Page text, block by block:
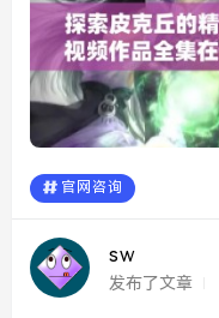
官网咨询
sw
发布了文章